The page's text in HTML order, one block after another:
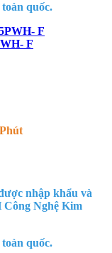
quốc.
F
nhập khẩu và
Nghệ Kim
quốc.